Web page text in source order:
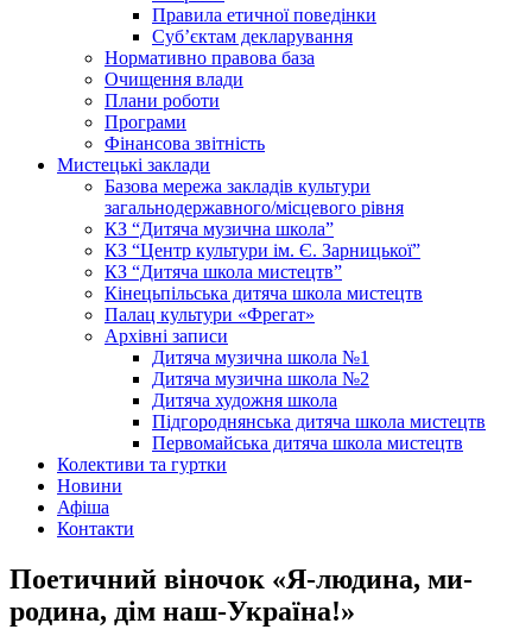
Правила етичної поведінки
Суб’єктам декларування
Нормативно правова база
Очищення влади
Плани роботи
Програми
Фінансова звітність
Мистецькі заклади
Базова мережа закладів культури
загальнодержавного/місцевого рівня
КЗ “Дитяча музична школа”
КЗ “Центр культури ім. Є. Зарницької”
КЗ “Дитяча школа мистецтв”
Кінецьпільська дитяча школа мистецтв
Палац культури «Фрегат»
Архівні записи
Дитяча музична школа №1
Дитяча музична школа №2
Дитяча художня школа
Підгороднянська дитяча школа мистецтв
Первомайська дитяча школа мистецтв
Колективи та гуртки
Новини
Афіша
Контакти
Поетичний віночок «Я-людина, ми-
родина, дім наш-Україна!»